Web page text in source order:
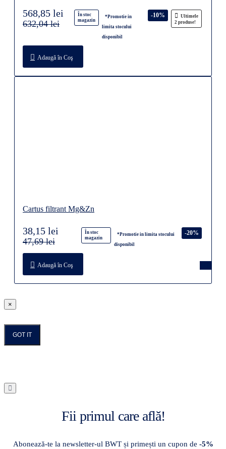
Ultimele
2 produse!
În stoc
magazin
*Promotie in
limita stocului
disponibil
-10%
568,85 lei
632,04 lei
Adaugă în Coş
Cartus filtrant Mg&Zn
În stoc
magazin
*Promotie in limita stocului
disponibil
-20%
38,15 lei
47,69 lei
Adaugă în Coş
×
GOT IT
Fii primul care află!
Abonează-te la newsletter-ul BWT și primești un cupon de -5%